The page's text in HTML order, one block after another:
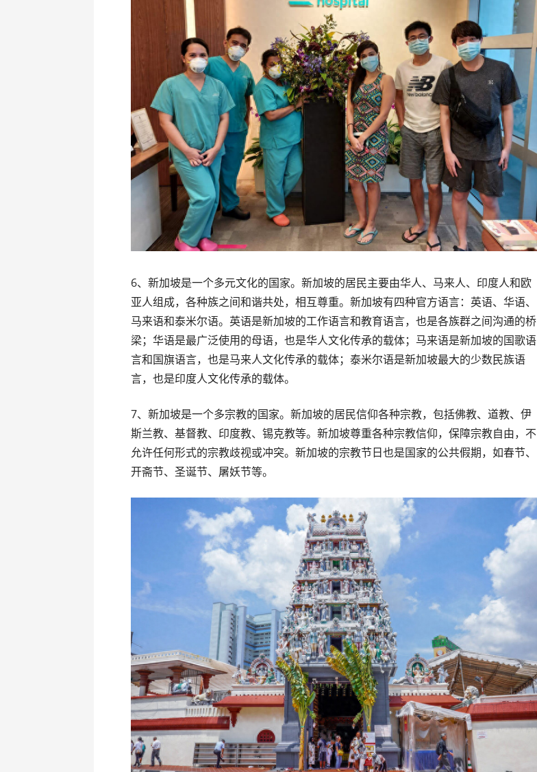
6、新加坡是一个多元文化的国家。新加坡的居民主要由华人、马来人、印度人和欧
亚人组成，各种族之间和谐共处，相互尊重。新加坡有四种官方语言：英语、华语、
马来语和泰米尔语。英语是新加坡的工作语言和教育语言，也是各族群之间沟通的桥
梁；华语是最广泛使用的母语，也是华人文化传承的载体；马来语是新加坡的国歌语
言和国旗语言，也是马来人文化传承的载体；泰米尔语是新加坡最大的少数民族语
言，也是印度人文化传承的载体。
7、新加坡是一个多宗教的国家。新加坡的居民信仰各种宗教，包括佛教、道教、伊
斯兰教、基督教、印度教、锡克教等。新加坡尊重各种宗教信仰，保障宗教自由，不
允许任何形式的宗教歧视或冲突。新加坡的宗教节日也是国家的公共假期，如春节、
开斋节、圣诞节、屠妖节等。